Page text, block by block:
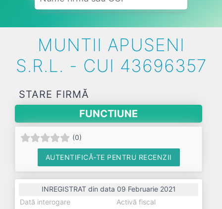
MUNTII APUSENI
S.R.L. - CUI 43696357
STARE FIRMĂ
FUNCTIUNE
(0)
AUTENTIFICĂ-TE PENTRU RECENZII
INREGISTRAT din data 09 Februarie 2021
Dată interogare
Activă fiscal